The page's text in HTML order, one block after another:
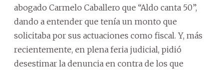
abogado Carmelo Caballero que “Aldo canta 50”,
dando a entender que tenía un monto que
solicitaba por sus actuaciones como fiscal. Y, más
recientemente, en plena feria judicial, pidió
desestimar la denuncia en contra de los que